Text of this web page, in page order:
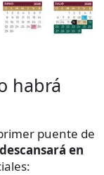
habrá
puente de
descansará en